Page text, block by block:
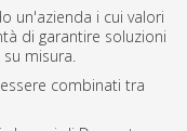
un'azienda i cui valori
di garantire soluzioni
misura.
combinati tra